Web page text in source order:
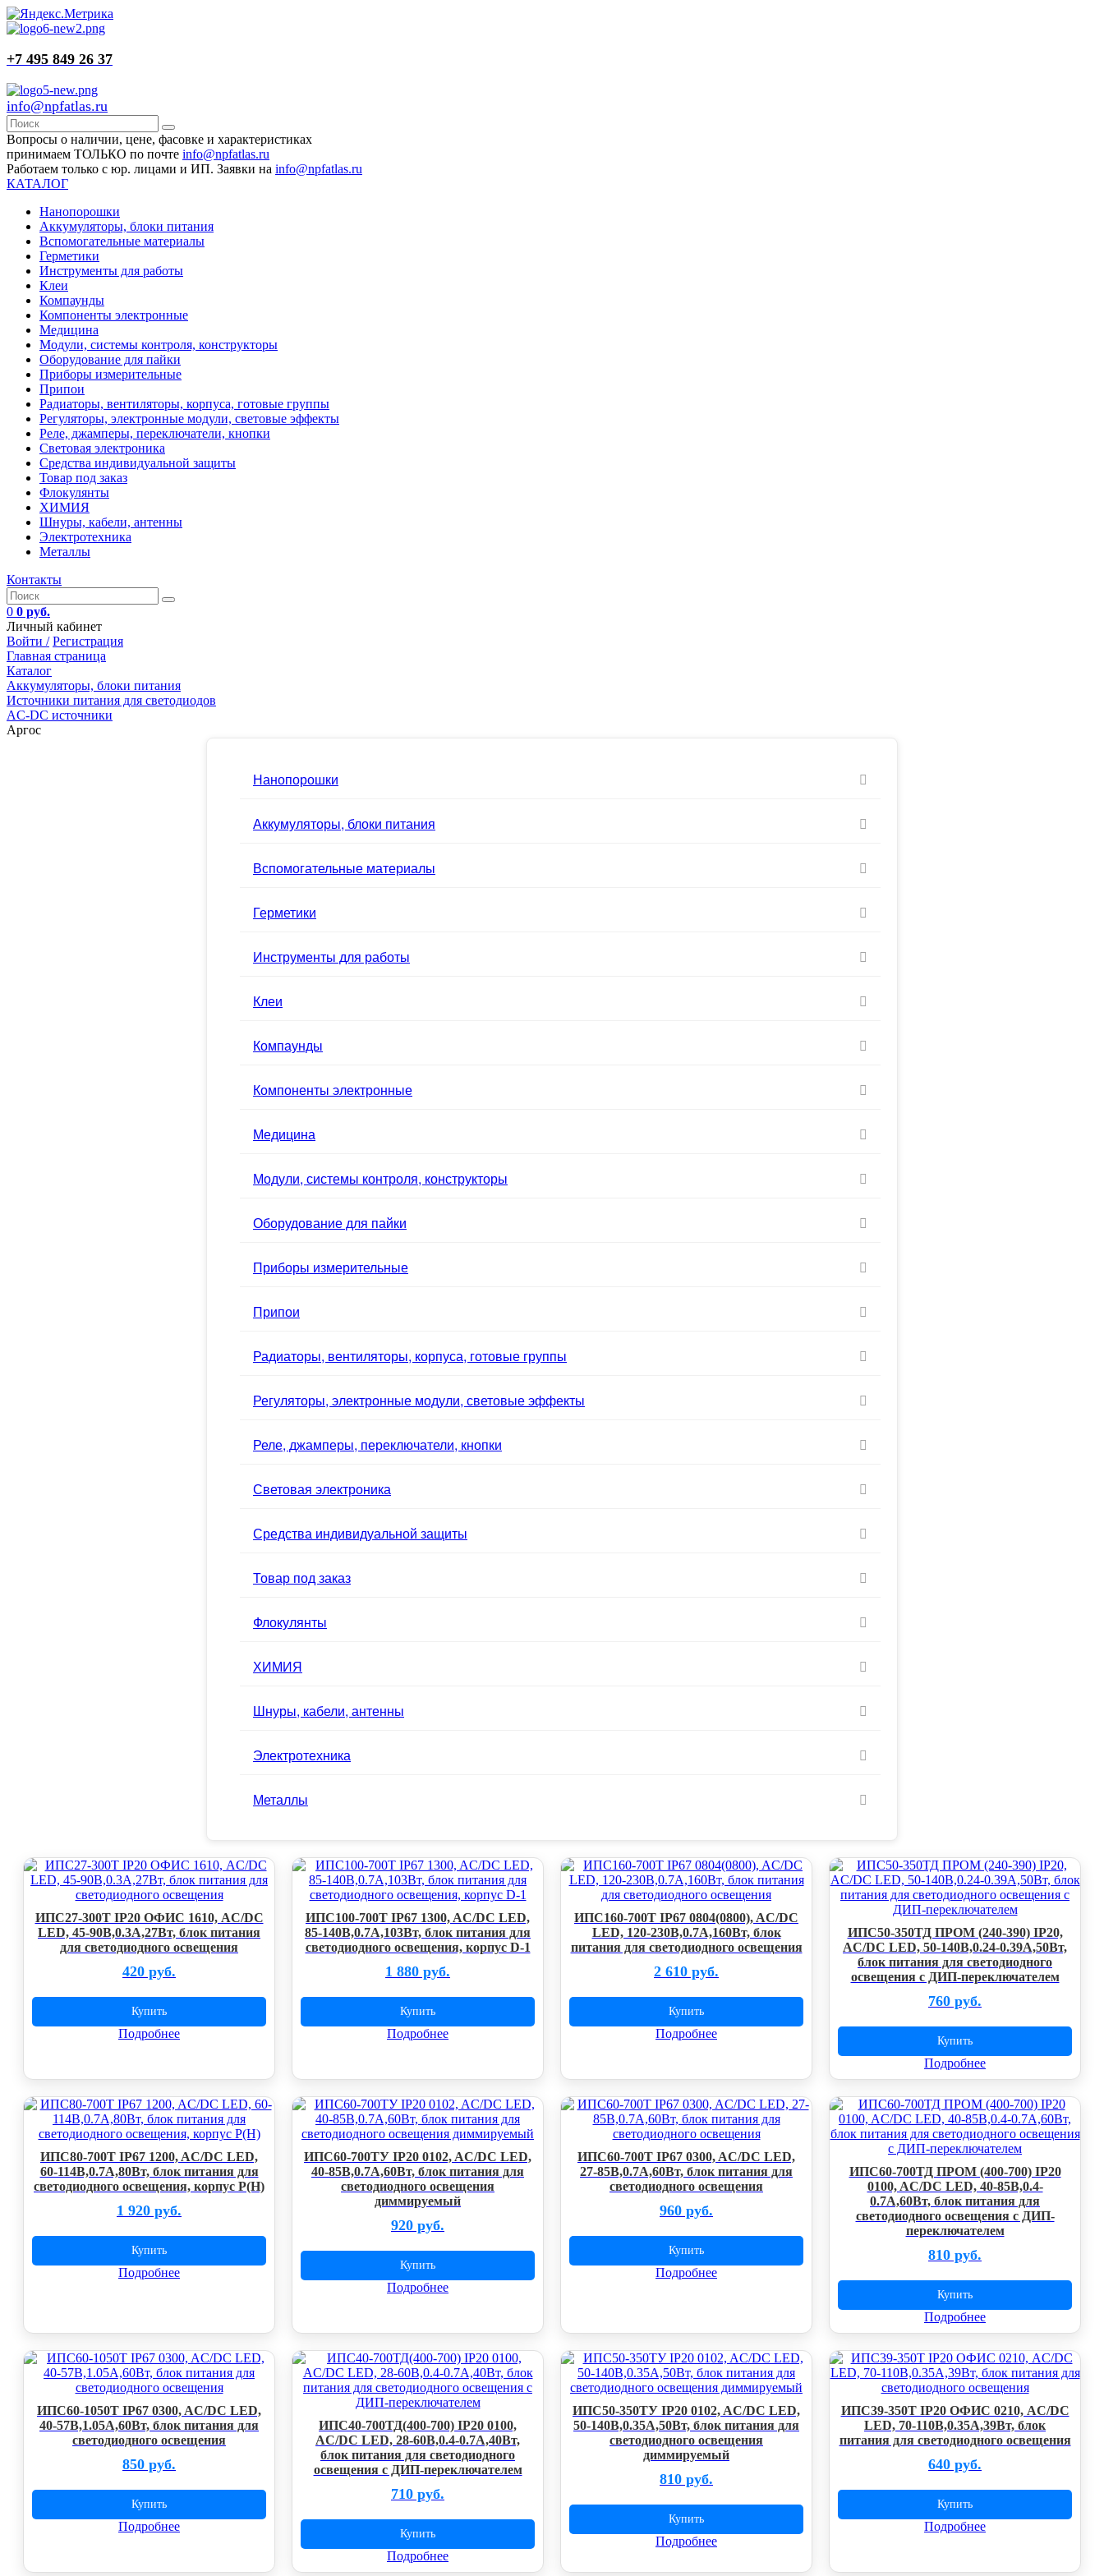
+7 495 849 26 37
info@npfatlas.ru
Вопросы о наличии, цене, фасовке и характеристиках
принимаем ТОЛЬКО по почте info@npfatlas.ru
Работаем только с юр. лицами и ИП. Заявки на info@npfatlas.ru
КАТАЛОГ
Нанопорошки
Аккумуляторы, блоки питания
Вспомогательные материалы
Герметики
Инструменты для работы
Клеи
Компаунды
Компоненты электронные
Медицина
Модули, системы контроля, конструкторы
Оборудование для пайки
Приборы измерительные
Припои
Радиаторы, вентиляторы, корпуса, готовые группы
Регуляторы, электронные модули, световые эффекты
Реле, джамперы, переключатели, кнопки
Световая электроника
Средства индивидуальной защиты
Товар под заказ
Флокулянты
ХИМИЯ
Шнуры, кабели, антенны
Электротехника
Металлы
Контакты
0 0 руб.
Личный кабинет
Войти / Регистрация
Главная страница
Каталог
Аккумуляторы, блоки питания
Источники питания для светодиодов
AC-DC источники
Аргос
Нанопорошки
Аккумуляторы, блоки питания
Вспомогательные материалы
Герметики
Инструменты для работы
Клеи
Компаунды
Компоненты электронные
Медицина
Модули, системы контроля, конструкторы
Оборудование для пайки
Приборы измерительные
Припои
Радиаторы, вентиляторы, корпуса, готовые группы
Регуляторы, электронные модули, световые эффекты
Реле, джамперы, переключатели, кнопки
Световая электроника
Средства индивидуальной защиты
Товар под заказ
Флокулянты
ХИМИЯ
Шнуры, кабели, антенны
Электротехника
Металлы
ИПС27-300Т IP20 ОФИС 1610, AC/DC
LED, 45-90В,0.3А,27Вт, блок питания
для светодиодного освещения
420 руб.
Купить
Подробнее
ИПС100-700Т IP67 1300, AC/DC LED,
85-140В,0.7А,103Вт, блок питания для
светодиодного освещения, корпус D-1
1 880 руб.
Купить
Подробнее
ИПС160-700Т IP67 0804(0800), AC/DC
LED, 120-230В,0.7А,160Вт, блок
питания для светодиодного освещения
2 610 руб.
Купить
Подробнее
ИПС50-350ТД ПРОМ (240-390) IP20,
AC/DC LED, 50-140В,0.24-0.39А,50Вт,
блок питания для светодиодного
освещения с ДИП-переключателем
760 руб.
Купить
Подробнее
ИПС80-700Т IP67 1200, AC/DC LED,
60-114В,0.7А,80Вт, блок питания для
светодиодного освещения, корпус P(H)
1 920 руб.
Купить
Подробнее
ИПС60-700ТУ IP20 0102, AC/DC LED,
40-85В,0.7А,60Вт, блок питания для
светодиодного освещения
диммируемый
920 руб.
Купить
Подробнее
ИПС60-700T IP67 0300, AC/DC LED,
27-85В,0.7А,60Вт, блок питания для
светодиодного освещения
960 руб.
Купить
Подробнее
ИПС60-700ТД ПРОМ (400-700) IP20
0100, AC/DC LED, 40-85В,0.4-
0.7А,60Вт, блок питания для
светодиодного освещения с ДИП-
переключателем
810 руб.
Купить
Подробнее
ИПС60-1050Т IP67 0300, AC/DC LED,
40-57В,1.05А,60Вт, блок питания для
светодиодного освещения
850 руб.
Купить
Подробнее
ИПС40-700ТД(400-700) IP20 0100,
AC/DC LED, 28-60В,0.4-0.7А,40Вт,
блок питания для светодиодного
освещения с ДИП-переключателем
710 руб.
Купить
Подробнее
ИПС50-350ТУ IP20 0102, AC/DC LED,
50-140В,0.35А,50Вт, блок питания для
светодиодного освещения
диммируемый
810 руб.
Купить
Подробнее
ИПС39-350Т IP20 ОФИС 0210, AC/DC
LED, 70-110В,0.35А,39Вт, блок
питания для светодиодного освещения
640 руб.
Купить
Подробнее